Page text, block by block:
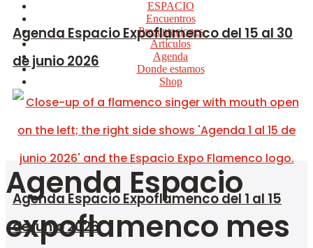
Agenda Espacio Expoflamenco del 15 al 30
de junio 2026
Agenda Espacio Expoflamenco del 1 al 15
de junio 2026
ESPACIO
Encuentros
Presentaciones
Artículos
Agenda
Donde estamos
Shop
Agenda Espacio
expoflamenco mes